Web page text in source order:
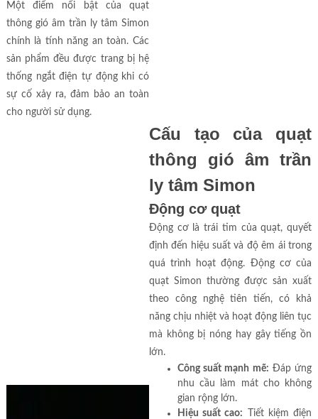
Một điểm nổi bật của quạt
thông gió âm trần ly tâm Simon
chính là tính năng an toàn. Các
sản phẩm đều được trang bị hệ
thống ngắt điện tự động khi có
sự cố xảy ra, đảm bảo an toàn
cho người sử dụng.
Cấu tạo của quạt
thông gió âm trần
ly tâm Simon
Động cơ quạt
Động cơ là trái tim của quạt, quyết
định đến hiệu suất và độ êm ái trong
quá trình hoạt động. Động cơ của
quạt Simon thường được sản xuất
theo công nghệ tiên tiến, có khả
năng chịu nhiệt và hoạt động liên tục
mà không bị nóng hay gây tiếng ồn
lớn.
Công suất mạnh mẽ: Đáp ứng
nhu cầu làm mát cho không
gian rộng lớn.
Hiệu suất cao: Tiết kiệm điện